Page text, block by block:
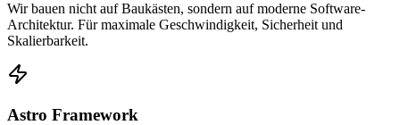
Wir bauen nicht auf Baukästen, sondern auf moderne Software-
Architektur. Für maximale Geschwindigkeit, Sicherheit und
Skalierbarkeit.
Astro Framework